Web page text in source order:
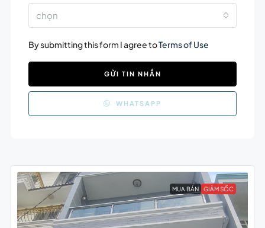
chọn
By submitting this form I agree toTerms of Use
GỬI TIN NHẮN
WHATSAPP
MUA BÁN GIẢM SỐC